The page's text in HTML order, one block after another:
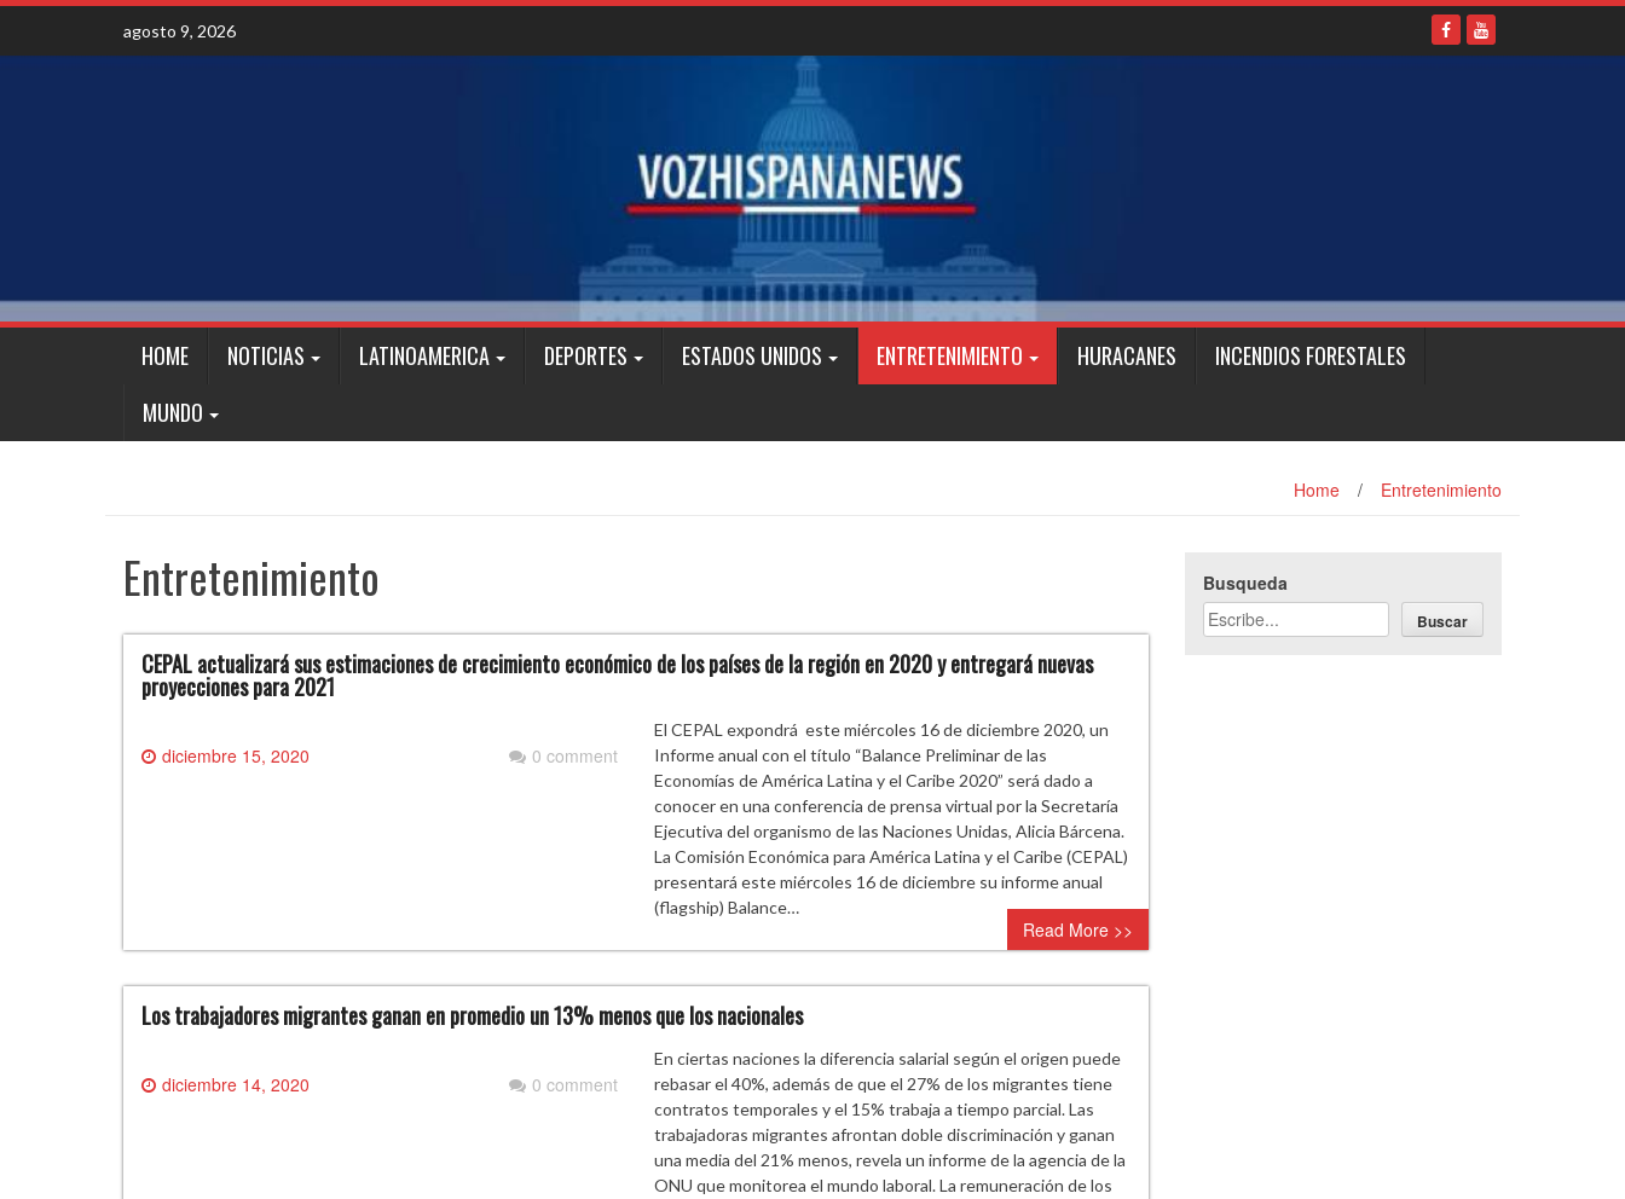
Skip
content
agosto 9, 2026
HOME NOTICIAS LATINOAMERICA DEPORTES ESTADOS UNIDOS ENTRETENIMIENTO HURACANES
INCENDIOS FORESTALES
MUNDO
Home / Entretenimiento
Entretenimiento
CEPAL actualizará sus estimaciones de crecimiento económico de los países de la región en 2020 y entregará nuevas
proyecciones para 2021
diciembre 15, 2020 0 comment
El CEPAL expondrá este miércoles 16 de diciembre 2020, un
Informe anual con el título “Balance Preliminar de las
Economías de América Latina y el Caribe 2020” será dado a
conocer en una conferencia de prensa virtual por la Secretaría
Ejecutiva del organismo de las Naciones Unidas, Alicia Bárcena.
La Comisión Económica para América Latina y el Caribe (CEPAL)
presentará este miércoles 16 de diciembre su informe anual
(flagship) Balance…
Read More >>
Los trabajadores migrantes ganan en promedio un 13% menos que los nacionales
diciembre 14, 2020 0 comment
En ciertas naciones la diferencia salarial según el origen puede
rebasar el 40%, además de que el 27% de los migrantes tiene
contratos temporales y el 15% trabaja a tiempo parcial. Las
trabajadoras migrantes afrontan doble discriminación y ganan
una media del 21% menos, revela un informe de la agencia de la
ONU que monitorea el mundo laboral. La remuneración de los
Busqueda
Buscar